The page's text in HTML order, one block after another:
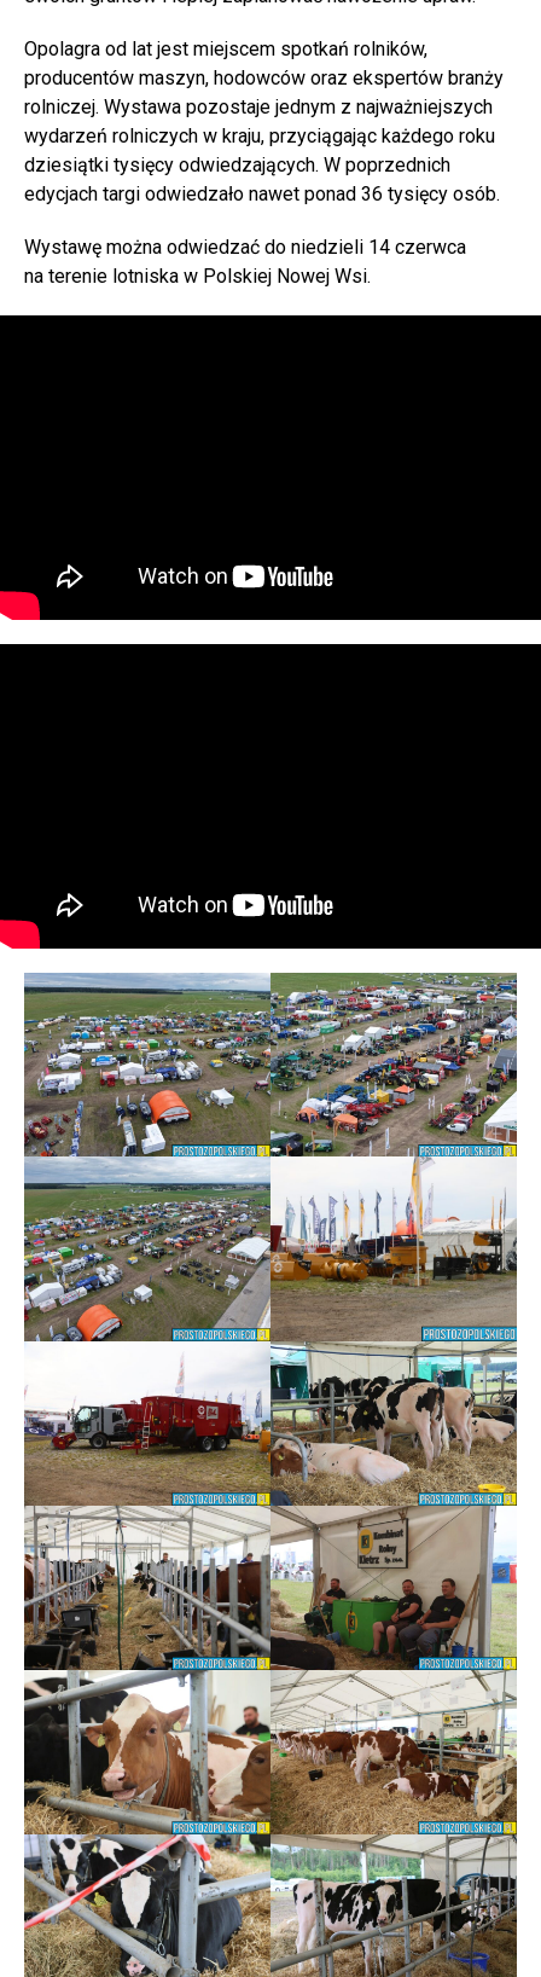
Opolagra od lat jest miejscem spotkań rolników,
producentów maszyn, hodowców oraz ekspertów branży
rolniczej. Wystawa pozostaje jednym z najważniejszych
wydarzeń rolniczych w kraju, przyciągając każdego roku
dziesiątki tysięcy odwiedzających. W poprzednich
edycjach targi odwiedzało nawet ponad 36 tysięcy osób.
Wystawę można odwiedzać do niedzieli 14 czerwca
na terenie lotniska w Polskiej Nowej Wsi.